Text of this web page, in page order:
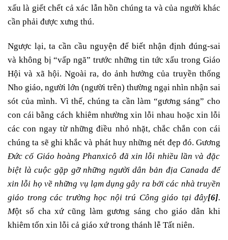
xấu là giết chết cả xác lẫn hồn chúng ta và của người khác
cần phải được xưng thú.
Ngược lại, ta cần cầu nguyện để biết nhận định đúng-sai
và không bị “vấp ngã” trước những tin tức xấu trong Giáo
Hội và xã hội. Ngoài ra, do ảnh hưởng của truyền thống
Nho giáo, người lớn (người trên) thường ngại nhìn nhận sai
sót của mình. Vì thế, chúng ta cần làm “gương sáng” cho
con cái bằng cách khiêm nhường xin lỗi nhau hoặc xin lỗi
các con ngay từ những điều nhỏ nhặt, chắc chắn con cái
chúng ta sẽ ghi khắc và phát huy những nét đẹp đó. Gương
Đức cố Giáo hoàng Phanxicô đã xin lỗi nhiều lần và đặc
biệt là cuộc gặp gỡ những người dân bản địa Canada để
xin lỗi họ về những vụ lạm dụng gây ra bởi các nhà truyền
giáo trong các trường học nội trú Công giáo tại đây[6].
Một số cha xứ cũng làm gương sáng cho giáo dân khi
khiêm tốn xin lỗi cả giáo xứ trong thánh lễ Tất niên.